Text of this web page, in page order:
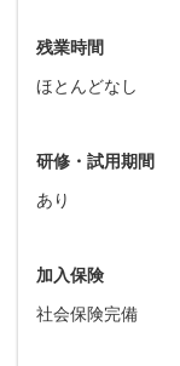
残業時間
ほとんどなし
研修・試用期間
あり
加入保険
社会保険完備